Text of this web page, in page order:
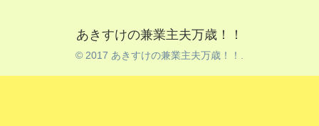
あきすけの兼業主夫万歳！！
© 2017 あきすけの兼業主夫万歳！！.